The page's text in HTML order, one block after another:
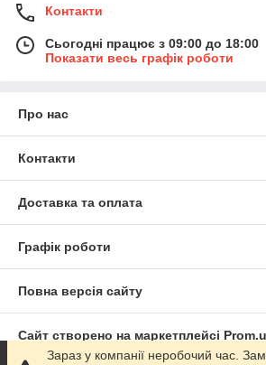
Контакти
Сьогодні працює з 09:00 до 18:00
Показати весь графік роботи
Про нас
Контакти
Доставка та оплата
Графік роботи
Повна версія сайту
Сайт створено на маркетплейсі
Зараз у компанії неробочий час.